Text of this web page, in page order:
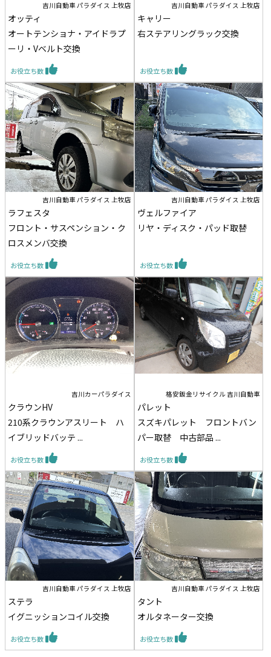
吉川自動車 パラダイス 上牧店
オッティ
オートテンショナ・アイドラプ
ーリ・Vベルト交換
お役立ち数
吉川自動車 パラダイス 上牧店
キャリー
右ステアリングラック交換
お役立ち数
吉川自動車 パラダイス 上牧店
ラフェスタ
フロント・サスペンション・ク
ロスメンバ交換
お役立ち数
吉川自動車 パラダイス 上牧店
ヴェルファイア
リヤ・ディスク・パッド取替
お役立ち数
吉川カーパラダイス
クラウンHV
210系クラウンアスリート ハ
イブリッドバッテ ...
お役立ち数
格安鈑金リサイクル 吉川自動車
パレット
スズキパレット フロントバン
パー取替 中古部品 ...
お役立ち数
吉川自動車 パラダイス 上牧店
ステラ
イグニッションコイル交換
お役立ち数
吉川自動車 パラダイス 上牧店
タント
オルタネーター交換
お役立ち数